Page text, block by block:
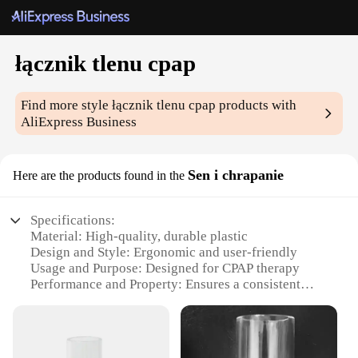
łącznik tlenu cpap
Find more stylełącznik tlenu cpap products with
AliExpress Business
Here are the products found in the Sen i chrapanie
Specifications:
Material: High-quality, durable plastic
Design and Style: Ergonomic and user-friendly
Usage and Purpose: Designed for CPAP therapy
Performance and Property: Ensures a consistent
Parts and Accessories: Includes all necessary
Applicable People: Ideal for individuals with sleep